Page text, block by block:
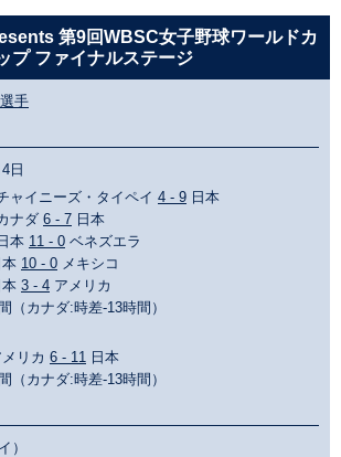
第9回WBSC女子野球ワールドカ
プ ファイナルステージ
手
日
ャイニーズ・タイペイ 4 - 9 日本
ナダ 6 - 7 日本
本 11 - 0 ベネズエラ
10 - 0 メキシコ
3 - 4 アメリカ
（カナダ:時差-13時間）
リカ 6 - 11 日本
（カナダ:時差-13時間）
）